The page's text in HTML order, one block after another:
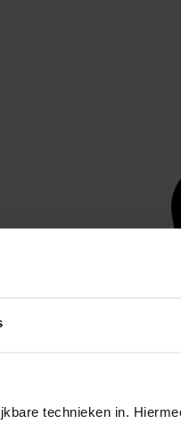
technieken in.